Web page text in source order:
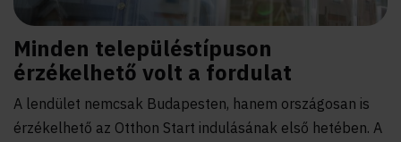
Minden településtípuson
érzékelhető volt a fordulat
A lendület nemcsak Budapesten, hanem országosan is
érzékelhető az Otthon Start indulásának első hetében. A